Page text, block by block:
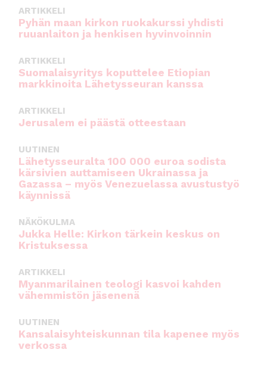
k
ARTIKKELI
Pyhän maan kirkon ruokakurssi yhdisti
ruuanlaiton ja henkisen hyvinvoinnin
ARTIKKELI
Suomalaisyritys koputtelee Etiopian
markkinoita Lähetysseuran kanssa
ARTIKKELI
Jerusalem ei päästä otteestaan
UUTINEN
Lähetysseuralta 100 000 euroa sodista
kärsivien auttamiseen Ukrainassa ja
Gazassa – myös Venezuelassa avustustyö
käynnissä
NÄKÖKULMA
Jukka Helle: Kirkon tärkein keskus on
Kristuksessa
ARTIKKELI
Myanmarilainen teologi kasvoi kahden
vähemmistön jäsenenä
UUTINEN
Kansalaisyhteiskunnan tila kapenee myös
verkossa